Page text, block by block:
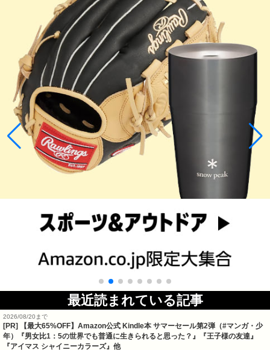
最近読まれている記事
2026/08/20まで
[PR]
【最大65%OFF】Amazon公式 Kindle本 サマーセール第2弾（#マンガ・少
年）『男女比1：5の世界でも普通に生きられると思った？』『王子様の友達』
『アイマス シャイニーカラーズ』他